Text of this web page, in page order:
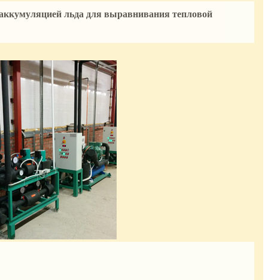
льда для выравнивания тепловой